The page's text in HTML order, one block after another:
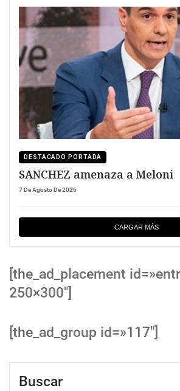
DESTACADO PORTADA
SANCHEZ amenaza a Meloni
7 De Agosto De 2026
CARGAR MÁS
[the_ad_placement
250×300″]
[the_ad_group id=»117″]
Buscar